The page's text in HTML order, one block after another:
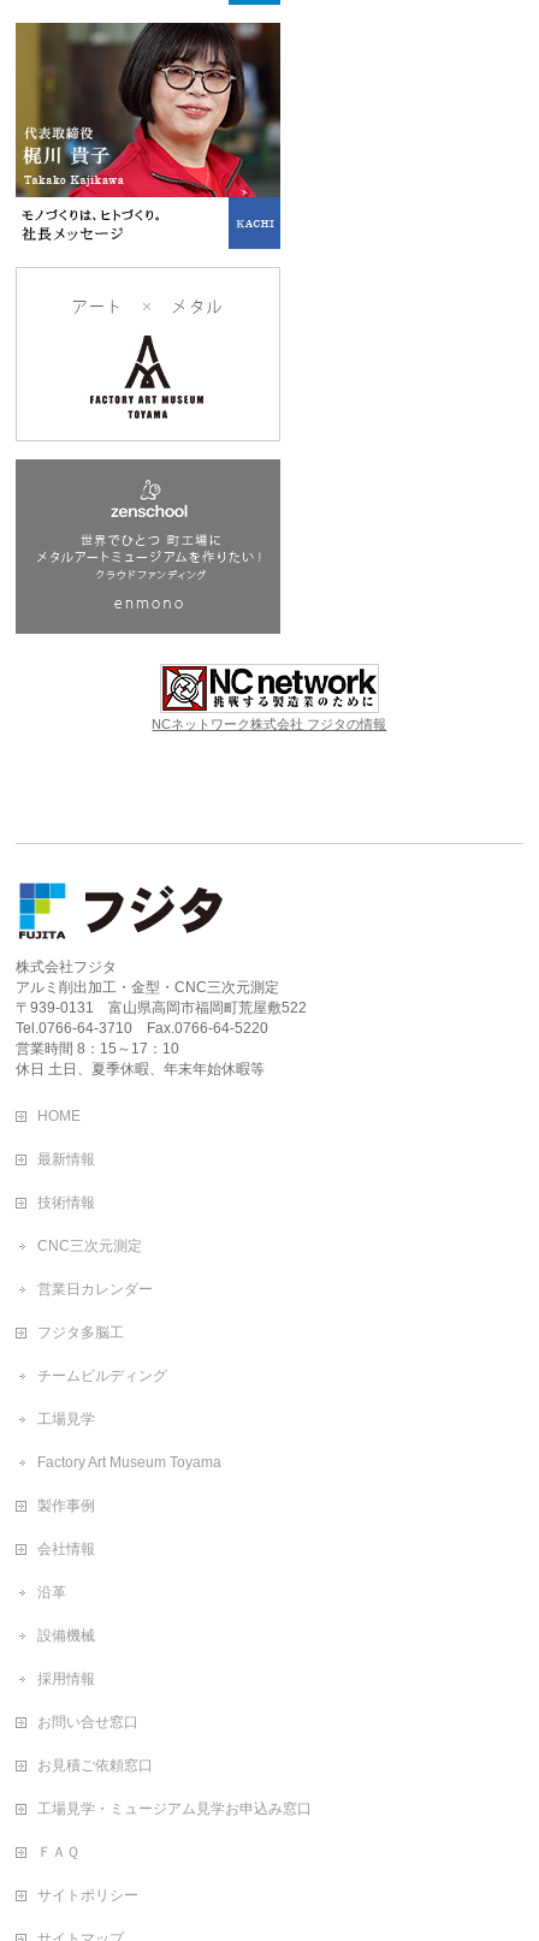
NCネットワーク株式会社 フジタの情報
株式会社フジタ
アルミ削出加工・金型・CNC三次元測定
〒939-0131 富山県高岡市福岡町荒屋敷522
Tel.0766-64-3710 Fax.0766-64-5220
営業時間 8：15～17：10
休日 土日、夏季休暇、年末年始休暇等
HOME
最新情報
技術情報
CNC三次元測定
営業日カレンダー
フジタ多脳工
チームビルディング
工場見学
Factory Art Museum Toyama
製作事例
会社情報
沿革
設備機械
採用情報
お問い合せ窓口
お見積ご依頼窓口
工場見学・ミュージアム見学お申込み窓口
ＦＡＱ
サイトポリシー